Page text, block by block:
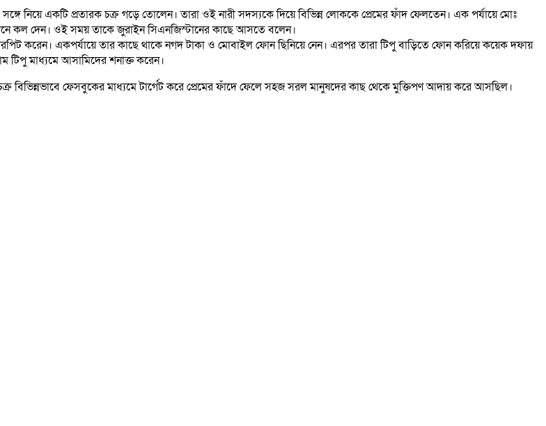
নিয়ে একটি প্রতারক চক্র গড়ে তোলেন। তারা ওই নারী সদস্যকে দিয়ে বিভিন্ন লোককে প্রেমের ফাঁদ ফেলতেন। এক পর্যায়ে মোঃ
কল দেন। ওই সময় তাকে জুরাইন সিএনজিস্টানের কাছে আসতে বলেন।
করেন। একপর্যায়ে তার কাছে থাকে নগদ টাকা ও মোবাইল ফোন ছিনিয়ে নেন। এরপর তারা টিপু বাড়িতে ফোন করিয়ে কয়েক দফায়
টিপু মাধ্যমে আসামিদের শনাক্ত করেন।
বিভিন্নভাবে ফেসবুকের মাধ্যমে টার্গেট করে প্রেমের ফাঁদে ফেলে সহজ সরল মানুষদের কাছ থেকে মুক্তিপণ আদায় করে আসছিল।